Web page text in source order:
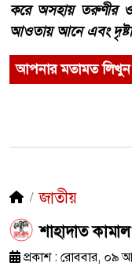
করে অসহায় তরুণীর
আওতায় আনে এবং
আপনার মতামত লিখুন
জাতীয়
শাহাদাত
প্রকাশ : রোববার, ০৯